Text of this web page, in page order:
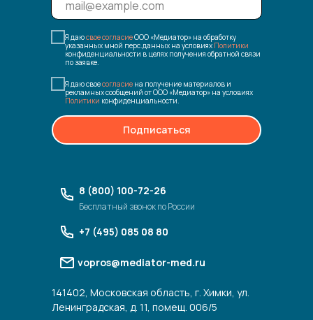
Я даюсвое согласиеООО «Медиатор» на обработку
указанных мной перс.данных на условиях Политики
конфиденциальности в целях получения обратной связи
по заявке.
Я даю своесогласие на получение материалов и
рекламных сообщений от ООО «Медиатор» на условиях
Политики конфиденциальности.
Подписаться
8 (800) 100-72-26
Бесплатный звонок по России
vopros@mediator-med.ru
141402, Московская область, г. Химки, ул.
Ленинградская, д. 11, помещ. 006/5
+7 (495) 085 08 80